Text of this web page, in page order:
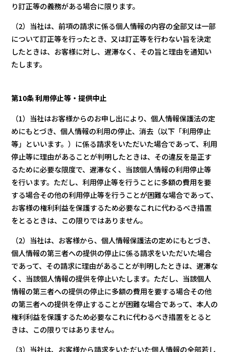
り訂正等の義務がある場合に限ります。
（2）当社は、前項の請求に係る個人情報の内容の全部又は一部
について訂正等を行ったとき、又は訂正等を行わない旨を決定
したときは、お客様に対し、遅滞なく、その旨と理由を通知い
たします。
第10条 利用停止等・提供中止
（1）当社はお客様からのお申し出により、個人情報保護法の定
めにもとづき、個人情報の利用の停止、消去（以下「利用停止
等」といいます。）に係る請求をいただいた場合であって、利用
停止等に理由があることが判明したときは、その違反を是正す
るために必要な限度で、遅滞なく、当該個人情報の利用停止等
を行います。ただし、利用停止等を行うことに多額の費用を要
する場合その他の利用停止等を行うことが困難な場合であって、
お客様の権利利益を保護するため必要なこれに代わるべき措置
をとるときは、この限りではありません。
（2）当社は、お客様から、個人情報保護法の定めにもとづき、
個人情報の第三者への提供の停止に係る請求をいただいた場合
であって、その請求に理由があることが判明したときは、遅滞な
く、当該個人情報の提供を停止いたします。ただし、当該個人
情報の第三者への提供の停止に多額の費用を要する場合その他
の第三者への提供を停止することが困難な場合であって、本人の
権利利益を保護するため必要なこれに代わるべき措置をとると
きは、この限りではありません。
（3）当社は、お客様から請求をいただいた個人情報の全部若し